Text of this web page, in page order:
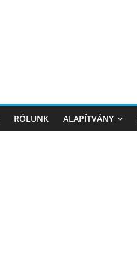
RÓLUNK ALAPÍTVÁNY